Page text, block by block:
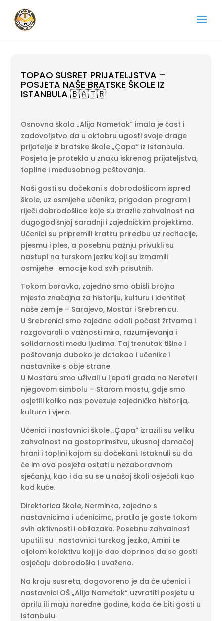
TOPAO SUSRET PRIJATELJSTVA –
POSJETA NAŠE BRATSKE ŠKOLE IZ
ISTANBULA 🇧🇦🇹🇷
Osnovna škola „Alija Nametak“ imala je čast i
zadovoljstvo da u oktobru ugosti svoje drage
prijatelje iz bratske škole „Çapa“ iz Istanbula.
Posjeta je protekla u znaku iskrenog prijateljstva,
topline i međusobnog poštovanja.
Naši gosti su dočekani s dobrodošlicom ispred
škole, uz osmijehe učenika, prigodan program i
riječi dobrodošlice koje su izrazile zahvalnost na
dugogodišnjoj saradnji i zajedničkim projektima.
Učenici su pripremili kratku priredbu uz recitacije,
pjesmu i ples, a posebnu pažnju privukli su
nastupi na turskom jeziku koji su izmamili
osmijehe i emocije kod svih prisutnih.
Tokom boravka, zajedno smo obišli brojna
mjesta značajna za historiju, kulturu i identitet
naše zemlje – Sarajevo, Mostar i Srebrenicu.
U Srebrenici smo zajedno odali počast žrtvama i
razgovarali o važnosti mira, razumijevanja i
solidarnosti među ljudima. Taj trenutak tišine i
poštovanja duboko je dotakao i učenike i
nastavnike s obje strane.
U Mostaru smo uživali u ljepoti grada na Neretvi i
njegovom simbolu – Starom mostu, gdje smo
osjetili koliko nas povezuje zajednička historija,
kultura i vjera.
Učenici i nastavnici škole „Çapa“ izrazili su veliku
zahvalnost na gostoprimstvu, ukusnoj domaćoj
hrani i toplini kojom su dočekani. Istaknuli su da
će im ova posjeta ostati u nezaboravnom
sjećanju, kao i da su se u našoj školi osjećali kao
kod kuće.
Direktorica škole, Nerminka, zajedno s
nastavnicima i učenicima, pratila je goste tokom
svih aktivnosti i obilazaka. Posebnu zahvalnost
uputili su i nastavnici turskog jezika, Amini te
cijelom kolektivu koji je dao doprinos da se gosti
osjećaju dobrodošlo i uvaženo.
Na kraju susreta, dogovoreno je da će učenici i
nastavnici OŠ „Alija Nametak“ uzvratiti posjetu u
aprilu ili maju naredne godine, kada će biti gosti u
Istanbulu.